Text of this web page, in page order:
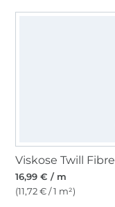
16,99 € / m
(11,72 € / 1 m²)